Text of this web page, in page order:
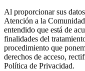
Al proporcionar sus
Atención a la
entendido que está de
finalidades del
procedimiento que
derechos de acceso,
Política de Privacidad.